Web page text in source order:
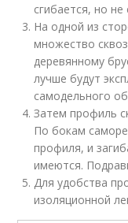
сгибается, но не
На одной из
множество
деревянному
лучше будут
самодельного
Затем профиль
По бокам
профиля, и
имеются.
Для удобства
изоляционной